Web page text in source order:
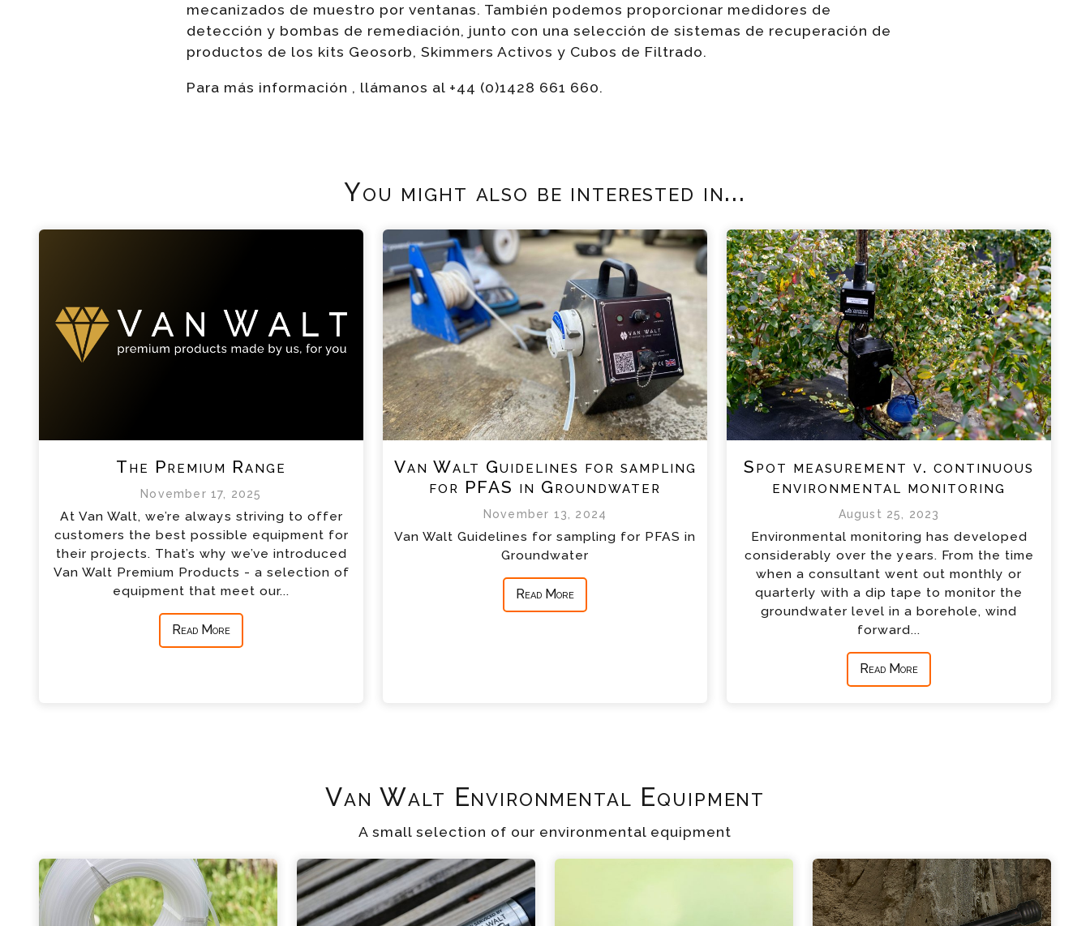
mecanizados de muestro por ventanas. También podemos proporcionar medidores de
detección y bombas de remediación, junto con una selección de sistemas de recuperación de
productos de los kits Geosorb, Skimmers Activos y Cubos de Filtrado.
Para más información , llámanos al +44 (0)1428 661 660.
You might also be interested in...
The Premium Range
November 17, 2025
At Van Walt, we’re always striving to offer
customers the best possible equipment for
their projects. That’s why we’ve introduced
Van Walt Premium Products - a selection of
equipment that meet our...
Read More
Van Walt Guidelines for sampling
for PFAS in Groundwater
November 13, 2024
Van Walt Guidelines for sampling for PFAS in
Groundwater
Read More
Spot measurement v. continuous
environmental monitoring
August 25, 2023
Environmental monitoring has developed
considerably over the years. From the time
when a consultant went out monthly or
quarterly with a dip tape to monitor the
groundwater level in a borehole, wind
forward...
Read More
Van Walt Environmental Equipment
A small selection of our environmental equipment